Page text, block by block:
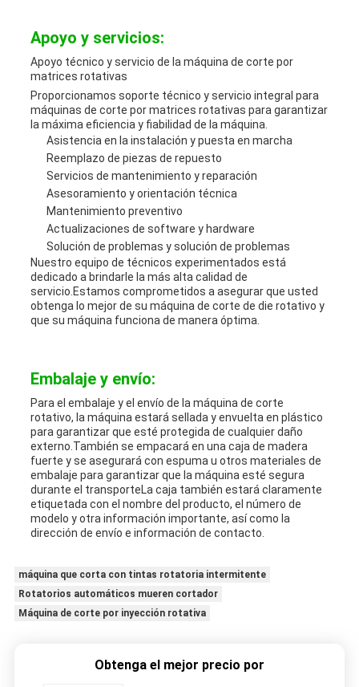
Apoyo y servicios:
Apoyo técnico y servicio de la máquina de corte por
matrices rotativas
Proporcionamos soporte técnico y servicio integral para
máquinas de corte por matrices rotativas para garantizar
la máxima eficiencia y fiabilidad de la máquina.
Asistencia en la instalación y puesta en marcha
Reemplazo de piezas de repuesto
Servicios de mantenimiento y reparación
Asesoramiento y orientación técnica
Mantenimiento preventivo
Actualizaciones de software y hardware
Solución de problemas y solución de problemas
Nuestro equipo de técnicos experimentados está
dedicado a brindarle la más alta calidad de
servicio.Estamos comprometidos a asegurar que usted
obtenga lo mejor de su máquina de corte de die rotativo y
que su máquina funciona de manera óptima.
Embalaje y envío:
Para el embalaje y el envío de la máquina de corte
rotativo, la máquina estará sellada y envuelta en plástico
para garantizar que esté protegida de cualquier daño
externo.También se empacará en una caja de madera
fuerte y se asegurará con espuma u otros materiales de
embalaje para garantizar que la máquina esté segura
durante el transporteLa caja también estará claramente
etiquetada con el nombre del producto, el número de
modelo y otra información importante, así como la
dirección de envío e información de contacto.
máquina que corta con tintas rotatoria intermitente
Rotatorios automáticos mueren cortador
Máquina de corte por inyección rotativa
Obtenga el mejor precio por